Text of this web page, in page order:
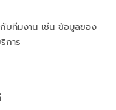
กับทีมงาน เช่น ข้อมูลของ
การ